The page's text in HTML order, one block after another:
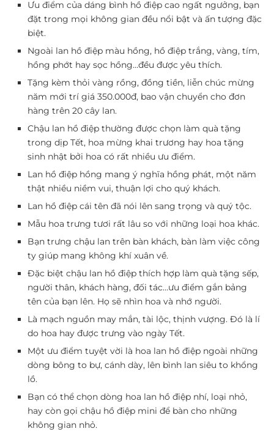
Ưu điểm của dáng bình hồ điệp cao ngất ngưởng, bạn
đặt trong mọi không gian đều nổi bật và ấn tượng đặc
biệt.
Ngoài lan hồ điệp màu hồng, hồ điệp trắng, vàng, tím,
hồng phớt hay sọc hồng…đều được yêu thích.
Tặng kèm thỏi vàng rồng, đồng tiền, liễn chúc mừng
năm mới trí giá 350.000đ, bao vận chuyển cho đơn
hàng trên 20 cây lan.
Chậu lan hồ điệp thường được chọn làm quà tặng
trong dịp Tết, hoa mừng khai trương hay hoa tặng
sinh nhật bởi hoa có rất nhiều ưu điểm.
Lan hồ điệp hồng mang ý nghĩa hồng phát, một năm
thật nhiều niềm vui, thuận lợi cho quý khách.
Lan hồ điệp cái tên đã nói lên sang trọng và quý tộc.
Mẫu hoa trưng tươi rất lâu so với những loại hoa khác.
Bạn trưng chậu lan trên bàn khách, bàn làm việc công
ty giúp mang không khí xuân về.
Đặc biệt chậu lan hồ điệp thích hợp làm quà tặng sếp,
người thân, khách hàng, đối tác…ưu điểm gắn bảng
tên của bạn lên. Họ sẽ nhìn hoa và nhớ người.
Là mạch nguồn may mắn, tài lộc, thịnh vượng. Đó là lí
do hoa hay được trưng vào ngày Tết.
Một ưu điểm tuyệt vời là hoa lan hồ điệp ngoài những
dòng bông to bự, cánh dày, lên bình lan siêu to khổng
lồ.
Bạn có thể chọn dòng hoa lan hồ điệp nhí, loại nhỏ,
hay còn gọi chậu hồ điệp mini để bàn cho những
không gian nhỏ.